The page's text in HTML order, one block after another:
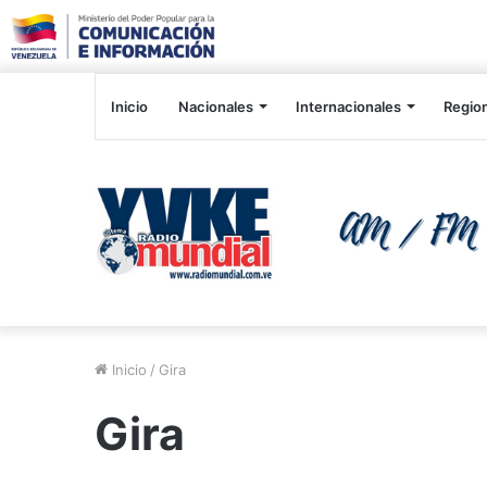
Inicio Nacionales Internacionales
Inicio / Gira
Gira